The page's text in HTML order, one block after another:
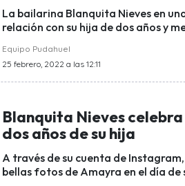
La bailarina Blanquita Nieves en
relación con su hija de dos años y
Equipo Pudahuel
25 febrero, 2022 a las 12:11
Blanquita Nieves
dos años de su hija
A través de su cuenta de
bellas fotos de Amayra en el día de